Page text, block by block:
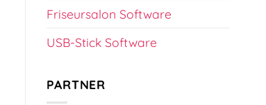
Friseursalon Software
USB-Stick Software
PARTNER